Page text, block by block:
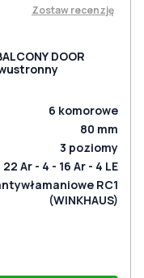
Zostaw recenzję
DOOR
6 komorowe
80 mm
3 poziomy
22 Ar - 4 - 16 Ar - 4 LE
RC1
(WINKHAUS)